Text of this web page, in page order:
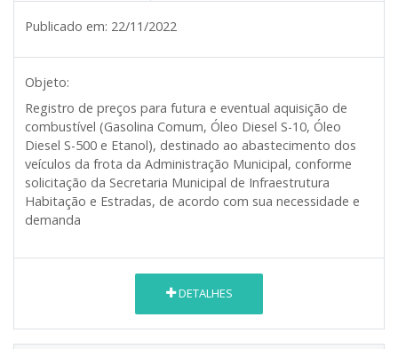
Publicado em: 22/11/2022
Objeto:
Registro de preços para futura e eventual aquisição de
combustível (Gasolina Comum, Óleo Diesel S-10, Óleo
Diesel S-500 e Etanol), destinado ao abastecimento dos
veículos da frota da Administração Municipal, conforme
solicitação da Secretaria Municipal de Infraestrutura
Habitação e Estradas, de acordo com sua necessidade e
demanda
DETALHES